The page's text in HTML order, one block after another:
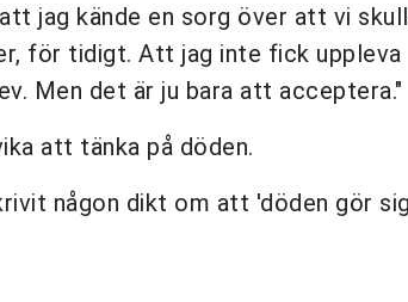
jag kände en sorg över att vi
för tidigt. Att jag inte fick uppleva
Men det är ju bara att acceptera."
att tänka på döden.
någon dikt om att 'döden gör